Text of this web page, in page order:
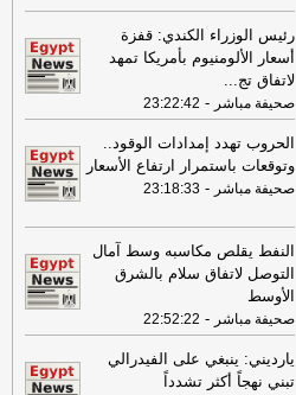
رئيس الوزراء الكندي: قفزة
أسعار الألومنيوم بأمريكا تمهد
لاتفاق تج...
صحيفة مباشر -
23:22:42
الحروب تهدد إمدادات الوقود..
وتوقعات باستمرار ارتفاع الأسعار
صحيفة مباشر -
23:18:33
النفط يقلص مكاسبه وسط آمال
التوصل لاتفاق سلام بالشرق
الأوسط
صحيفة مباشر -
22:52:22
يارديني: ينبغي على الفيدرالي
تبني نهجاً أكثر تشدداً